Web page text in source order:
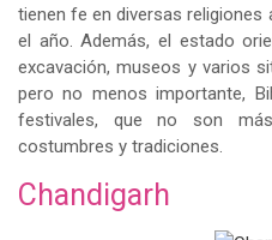
tienen fe en diversas religiones
el año. Además, el estado
excavación, museos y varios
pero no menos importante,
festivales, que no son
costumbres y tradiciones.
Chandigarh